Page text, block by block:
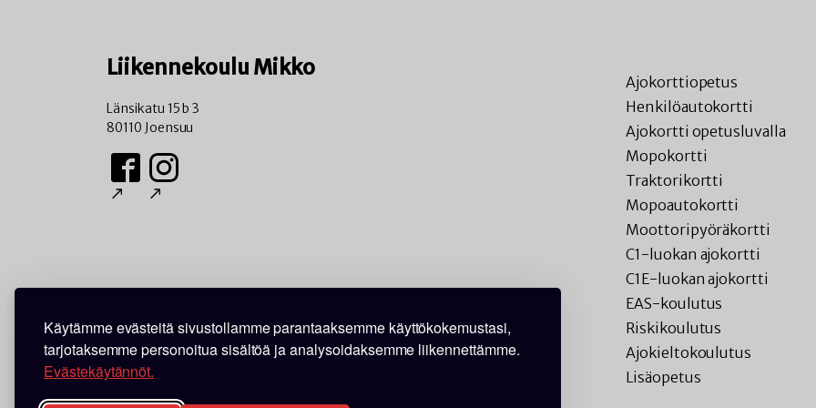
Käytämme evästeitä sivustollamme parantaaksemme käyttökokemustasi,
tarjotaksemme personoitua sisältöä ja analysoidaksemme liikennettämme.
Evästekäytännöt.
Liikennekoulu Mikko
Länsikatu 15 b 3
80110 Joensuu
Ajokorttiopetus
Henkilöautokortti
Ajokortti opetusluvalla
Mopokortti
Traktorikortti
Mopoautokortti
Moottoripyöräkortti
C1-luokan ajokortti
C1E-luokan ajokortti
EAS-koulutus
Riskikoulutus
Ajokieltokoulutus
Lisäopetus